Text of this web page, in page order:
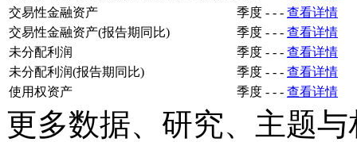
交易性金融资产
季度 - - - 查看详情
交易性金融资产(报告期同比)
季度 - - - 查看详情
未分配利润
季度 - - - 查看详情
未分配利润(报告期同比)
季度 - - - 查看详情
使用权资产
季度 - - - 查看详情
更多数据、研究、主题